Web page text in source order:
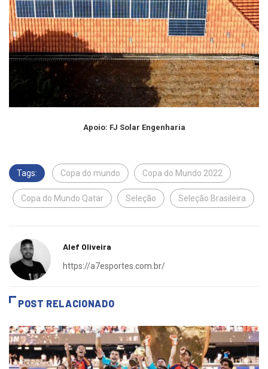
Apoio: FJ Solar Engenharia
Tags: Copa do mundo Copa do Mundo 2022
Copa do Mundo Qatar Seleção Seleção Brasileira
Alef Oliveira
https://a7esportes.com.br/
POST RELACIONADO